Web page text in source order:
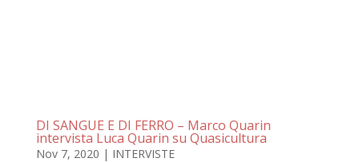
DI SANGUE E DI FERRO – Marco Quarin
intervista Luca Quarin su Quasicultura
Nov 7, 2020 | INTERVISTE